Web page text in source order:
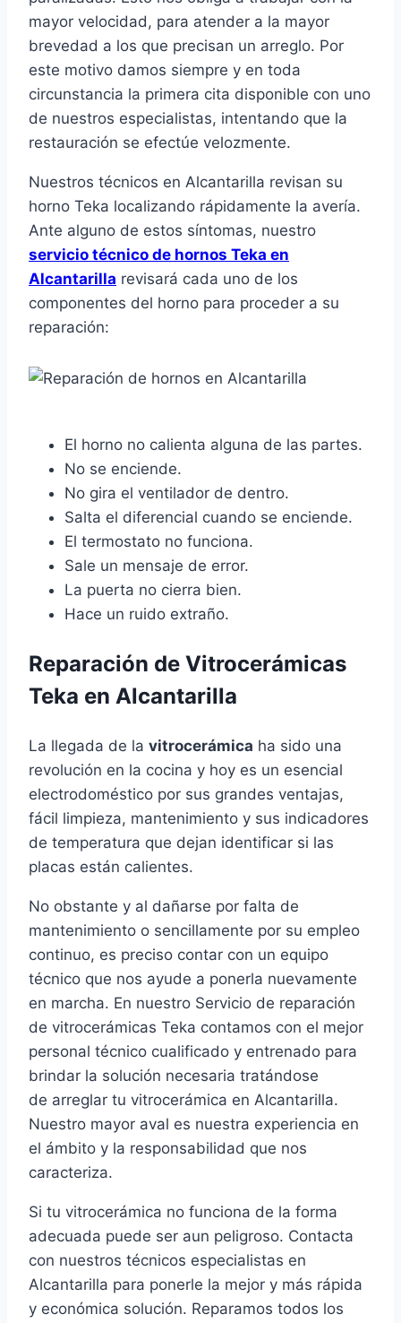
mayor velocidad, para atender a la mayor
brevedad a los que precisan un arreglo. Por
este motivo damos siempre y en toda
circunstancia la primera cita disponible con uno
de nuestros especialistas, intentando que la
restauración se efectúe velozmente.
Nuestros técnicos en Alcantarilla revisan su
horno Teka localizando rápidamente la avería.
Ante alguno de estos síntomas, nuestro
servicio técnico de hornos Teka en
Alcantarilla revisará cada uno de los
componentes del horno para proceder a su
reparación:
El horno no calienta alguna de las partes.
No se enciende.
No gira el ventilador de dentro.
Salta el diferencial cuando se enciende.
El termostato no funciona.
Sale un mensaje de error.
La puerta no cierra bien.
Hace un ruido extraño.
Reparación de Vitrocerámicas
Teka en Alcantarilla
La llegada de la vitrocerámica ha sido una
revolución en la cocina y hoy es un esencial
electrodoméstico por sus grandes ventajas,
fácil limpieza, mantenimiento y sus indicadores
de temperatura que dejan identificar si las
placas están calientes.
No obstante y al dañarse por falta de
mantenimiento o sencillamente por su empleo
continuo, es preciso contar con un equipo
técnico que nos ayude a ponerla nuevamente
en marcha. En nuestro Servicio de reparación
de vitrocerámicas Teka contamos con el mejor
personal técnico cualificado y entrenado para
brindar la solución necesaria tratándose
de arreglar tu vitrocerámica en Alcantarilla.
Nuestro mayor aval es nuestra experiencia en
el ámbito y la responsabilidad que nos
caracteriza.
Si tu vitrocerámica no funciona de la forma
adecuada puede ser aun peligroso. Contacta
con nuestros técnicos especialistas en
Alcantarilla para ponerle la mejor y más rápida
y económica solución. Reparamos todos los